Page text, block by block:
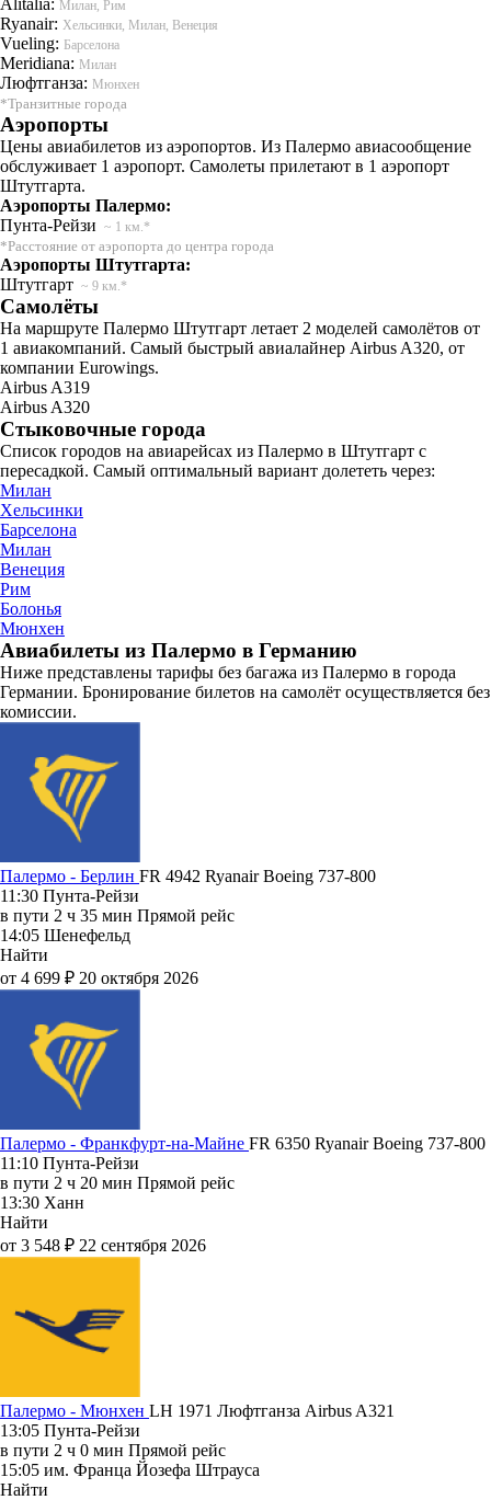
Милан, Рим
Ryanair: Хельсинки, Милан, Венеция
Vueling: Барселона
Meridiana: Милан
Люфтганза: Мюнхен
*Транзитные города
Аэропорты
Цены авиабилетов из аэропортов. Из Палермо авиасообщение
обслуживает 1 аэропорт. Самолеты прилетают в 1 аэропорт
Штутгарта.
Аэропорты Палермо:
Пунта-Рейзи ~ 1 км.*
*Расстояние от аэропорта до центра города
Аэропорты Штутгарта:
Штутгарт ~ 9 км.*
Самолёты
На маршруте Палермо Штутгарт летает 2 моделей самолётов от
1 авиакомпаний. Самый быстрый авиалайнер Airbus A320, от
компании Eurowings.
Airbus A319
Airbus A320
Стыковочные города
Список городов на авиарейсах из Палермо в Штутгарт с
пересадкой. Самый оптимальный вариант долететь через:
Милан
Хельсинки
Барселона
Милан
Венеция
Рим
Болонья
Мюнхен
Авиабилеты из Палермо в Германию
Ниже представлены тарифы без багажа из Палермо в города
Германии. Бронирование билетов на самолёт осуществляется без
комиссии.
Палермо - Берлин FR 4942 RyanairBoeing 737-800
11:30 Пунта-Рейзи
в пути 2 ч 35 мин Прямой рейс
14:05 Шенефельд
Найти
от 4 699 ₽ 20 октября 2026
Палермо - Франкфурт-на-Майне FR 6350 RyanairBoeing 737-800
11:10 Пунта-Рейзи
в пути 2 ч 20 мин Прямой рейс
13:30 Ханн
Найти
от 3 548 ₽ 22 сентября 2026
Палермо - Мюнхен LH 1971 Люфтганза Airbus A321
13:05 Пунта-Рейзи
в пути 2 ч 0 мин Прямой рейс
15:05 им. Франца Йозефа Штрауса
Найти